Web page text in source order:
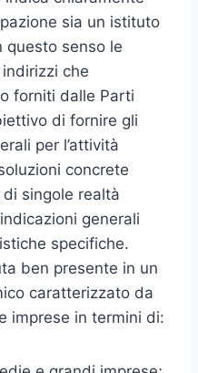
sia un istituto
questo senso le
che
for­niti dalle Parti
di fornire gli
per l’attività
concrete
singole realtà
generali
specifiche.
ben presente in un
caratterizzato da
imprese in termini di: